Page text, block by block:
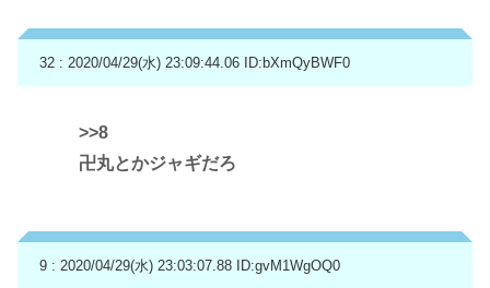
32 : 2020/04/29(水) 23:09:44.06 ID:bXmQyBWF0
>>8
卍丸とかジャギだろ
9 : 2020/04/29(水) 23:03:07.88 ID:gvM1WgOQ0